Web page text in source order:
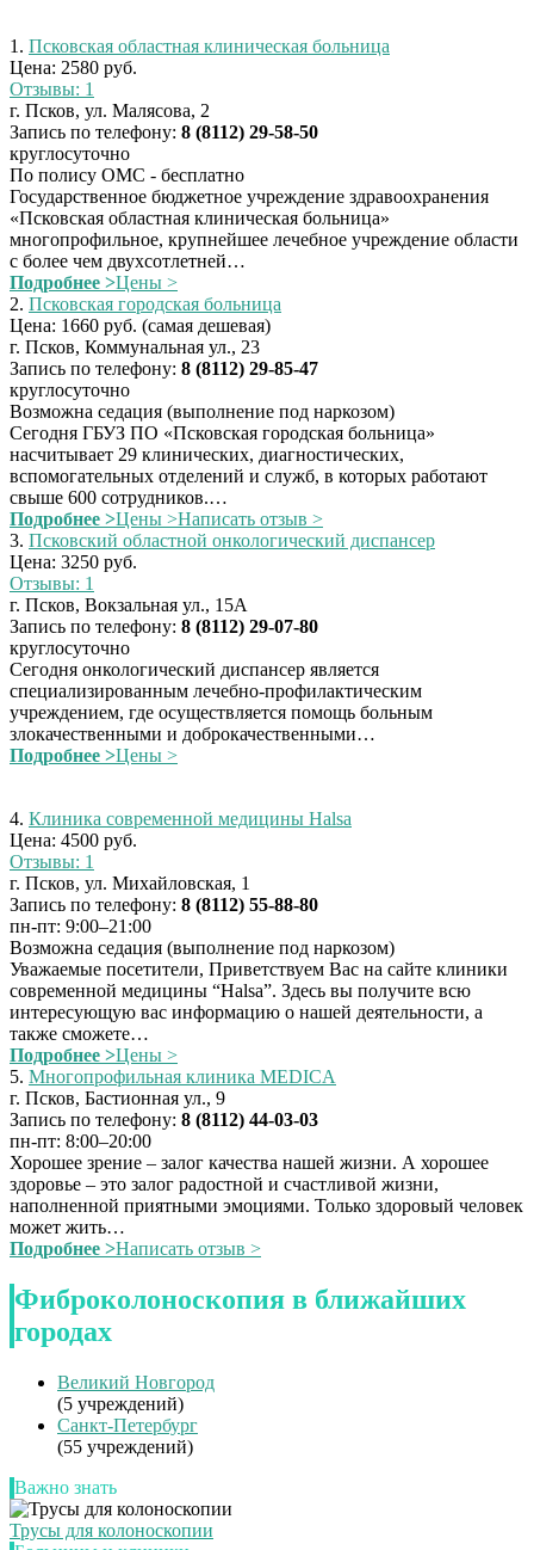
1. Псковская областная клиническая больница
Цена: 2580 руб.
Отзывы: 1
г. Псков, ул. Малясова, 2
Запись по телефону: 8 (8112) 29‑58-50
круглосуточно
По полису ОМС - бесплатно
Государственное бюджетное учреждение здравоохранения
«Псковская областная клиническая больница»
многопрофильное, крупнейшее лечебное учреждение области
с более чем двухсотлетней…
Подробнее >Цены >
2. Псковская городская больница
Цена: 1660 руб. (самая дешевая)
г. Псков, Коммунальная ул., 23
Запись по телефону: 8 (8112) 29‑85-47
круглосуточно
Возможна седация (выполнение под наркозом)
Сегодня ГБУЗ ПО «Псковская городская больница»
насчитывает 29 клинических, диагностических,
вспомогательных отделений и служб, в которых работают
свыше 600 сотрудников.…
Подробнее >Цены >Написать отзыв >
3. Псковский областной онкологический диспансер
Цена: 3250 руб.
Отзывы: 1
г. Псков, Вокзальная ул., 15А
Запись по телефону: 8 (8112) 29‑07-80
круглосуточно
Сегодня онкологический диспансер является
специализированным лечебно-профилактическим
учреждением, где осуществляется помощь больным
злокачественными и доброкачественными…
Подробнее >Цены >
4. Клиника современной медицины Halsa
Цена: 4500 руб.
Отзывы: 1
г. Псков, ул. Михайловская, 1
Запись по телефону: 8 (8112) 55-88-80
пн-пт: 9:00–21:00
Возможна седация (выполнение под наркозом)
Уважаемые посетители, Приветствуем Вас на сайте клиники
современной медицины “Halsa”. Здесь вы получите всю
интересующую вас информацию о нашей деятельности, а
также сможете…
Подробнее >Цены >
5. Многопрофильная клиника MEDICA
г. Псков, Бастионная ул., 9
Запись по телефону: 8 (8112) 44‑03-03
пн-пт: 8:00–20:00
Хорошее зрение – залог качества нашей жизни. А хорошее
здоровье – это залог радостной и счастливой жизни,
наполненной приятными эмоциями. Только здоровый человек
может жить…
Подробнее >Написать отзыв >
Фиброколоноскопия в ближайших
городах
Великий Новгород
(5 учреждений)
Санкт-Петербург
(55 учреждений)
Важно знать
Трусы для колоноскопии